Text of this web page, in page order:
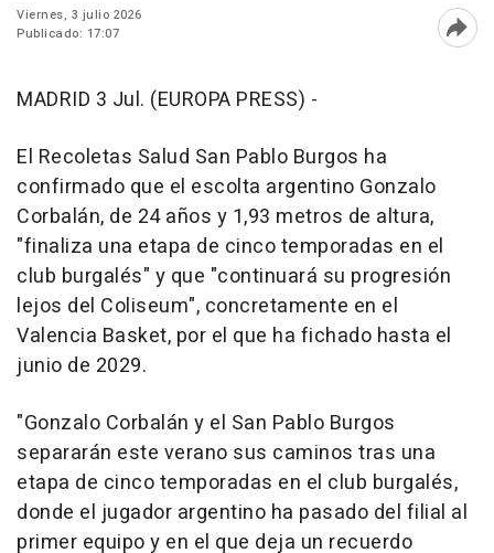
Viernes, 3 julio 2026
Publicado: 17:07
MADRID 3 Jul. (EUROPA PRESS) -
El Recoletas Salud San Pablo Burgos ha
confirmado que el escolta argentino Gonzalo
Corbalán, de 24 años y 1,93 metros de altura,
"finaliza una etapa de cinco temporadas en el
club burgalés" y que "continuará su progresión
lejos del Coliseum", concretamente en el
Valencia Basket, por el que ha fichado hasta el
junio de 2029.
"Gonzalo Corbalán y el San Pablo Burgos
separarán este verano sus caminos tras una
etapa de cinco temporadas en el club burgalés,
donde el jugador argentino ha pasado del filial al
primer equipo y en el que deja un recuerdo